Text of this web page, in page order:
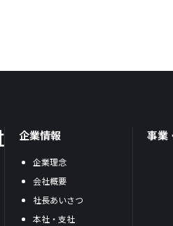
企業情報
企業理念
会社概要
社長あいさつ
本社・支社
事業